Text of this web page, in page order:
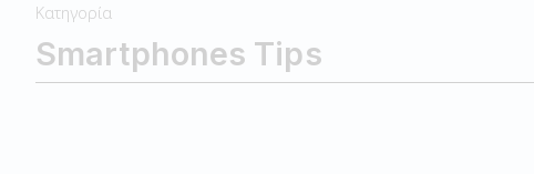
Κατηγορία
Smartphones Tips